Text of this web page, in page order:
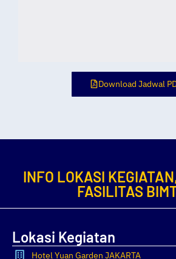
Download Jadwal
INFO LOKASI
FASILITAS
Lokasi Kegiatan
Hotel Yuan Garden JAKARTA